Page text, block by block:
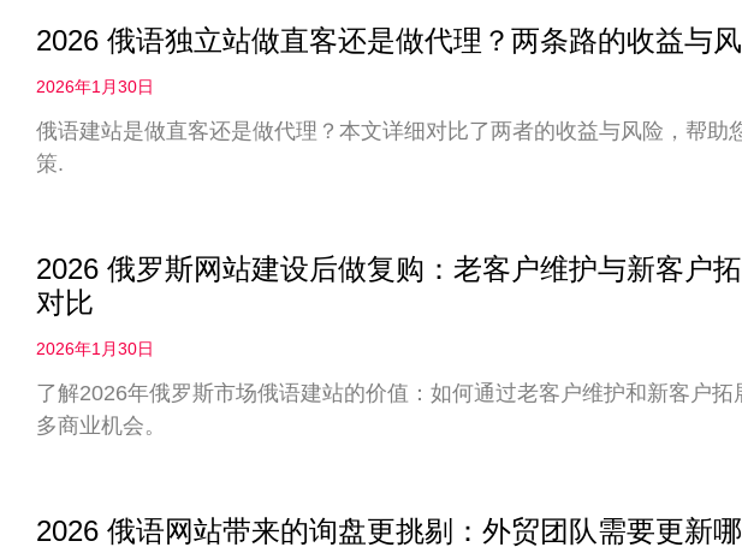
2026 俄语独立站做直客还是做代理？两条路的收益与
2026年1月30日
俄语建站是做直客还是做代理？本文详细对比了两者的收益与风险，帮助
策.
2026 俄罗斯网站建设后做复购：老客户维护与新客户
对比
2026年1月30日
了解2026年俄罗斯市场俄语建站的价值：如何通过老客户维护和新客户拓
多商业机会。
2026 俄语网站带来的询盘更挑剔：外贸团队需要更新